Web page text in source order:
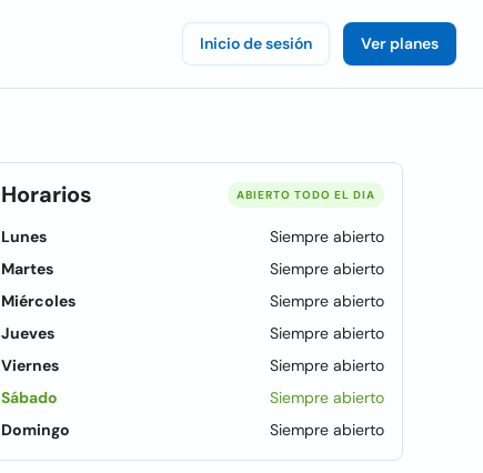
Inicio de sesión Ver planes
Horarios ABIERTO TODO EL DIA
Lunes
Siempre abierto
Martes
Siempre abierto
Miércoles
Siempre abierto
Jueves
Siempre abierto
Viernes
Siempre abierto
Sábado
Siempre abierto
Domingo
Siempre abierto